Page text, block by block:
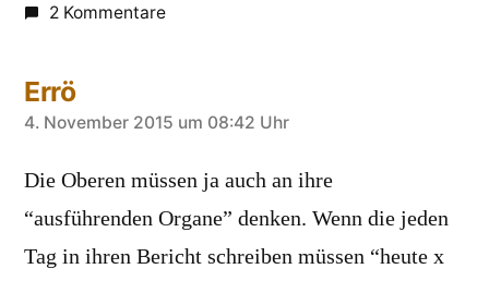
2 Kommentare
Errö
sagt:
4. November 2015 um 08:42 Uhr
Die Oberen müssen ja auch an ihre
“ausführenden Organe” denken. Wenn die jeden
Tag in ihren Bericht schreiben müssen “heute x